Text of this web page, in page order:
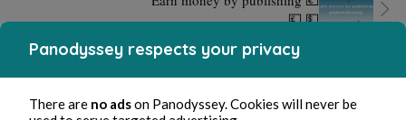
💷 💵
Panodyssey respects your privacy
There are no adson Panodyssey. Cookies will never be